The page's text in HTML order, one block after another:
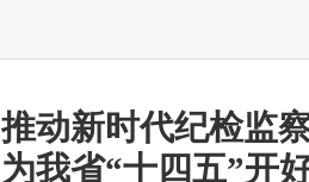
推动新时代纪检监
为我省“十四五”开